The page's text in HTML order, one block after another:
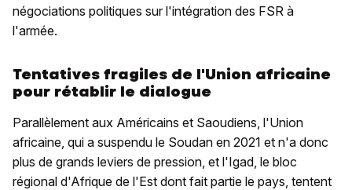
négociations politiques sur l'intégration des FSR à
l'armée.
Tentatives fragiles de l'Union africaine
pour rétablir le dialogue
Parallèlement aux Américains et Saoudiens, l'Union
africaine, qui a suspendu le Soudan en 2021 et n'a donc
plus de grands leviers de pression, et l'Igad, le bloc
régional d'Afrique de l'Est dont fait partie le pays, tentent